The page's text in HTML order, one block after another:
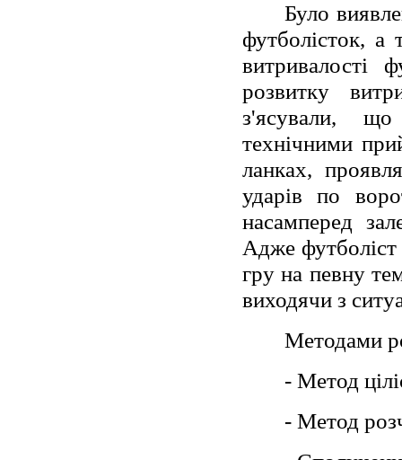
Було
футболісток, а
витривалості
розвитку
з'ясували, що
технічними
ланках,
ударів по
насамперед
Адже футболіст
гру на певну
виходячи з
Методами
- Метод
- Метод